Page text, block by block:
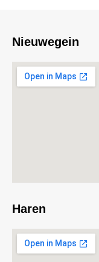
Nieuwegein
Haren